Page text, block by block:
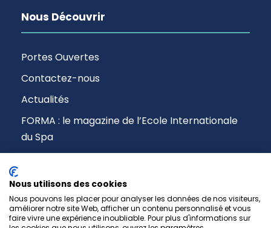
Nous Découvrir
Portes Ouvertes
Contactez-nous
Actualités
FORMA : le magazine de l’Ecole Internationale
du Spa
Nous utilisons des cookies
Nous pouvons les placer pour analyser les données de nos visiteurs,
améliorer notre site Web, afficher un contenu personnalisé et vous
faire vivre une expérience inoubliable. Pour plus d'informations sur